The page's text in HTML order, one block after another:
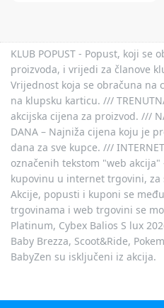
KLUB POPUST - Popust, koji
proizvoda, i vrijedi za članove
Vrijednost koja se obračuna na
na klupsku karticu. ///
akcijska cijena za proizvod. ///
DANA – Najniža cijena koju je
dana za sve kupce. ///
označenih tekstom "web
kupovinu u internet trgovini, za
Akcije, popusti i kuponi se
trgovinama i web trgovini se
Platinum, Cybex Balios S lux
Baby Brezza, Scoot&Ride,
BabyZen su isključeni iz akcija.